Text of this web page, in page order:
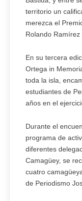
territorio un
merezca el
Rolando Ramírez
En su tercera
Ortega in
toda la isla,
estudiantes de
años en el
Durante el
programa de
diferentes
Camagüey, se
cuatro
de Periodismo